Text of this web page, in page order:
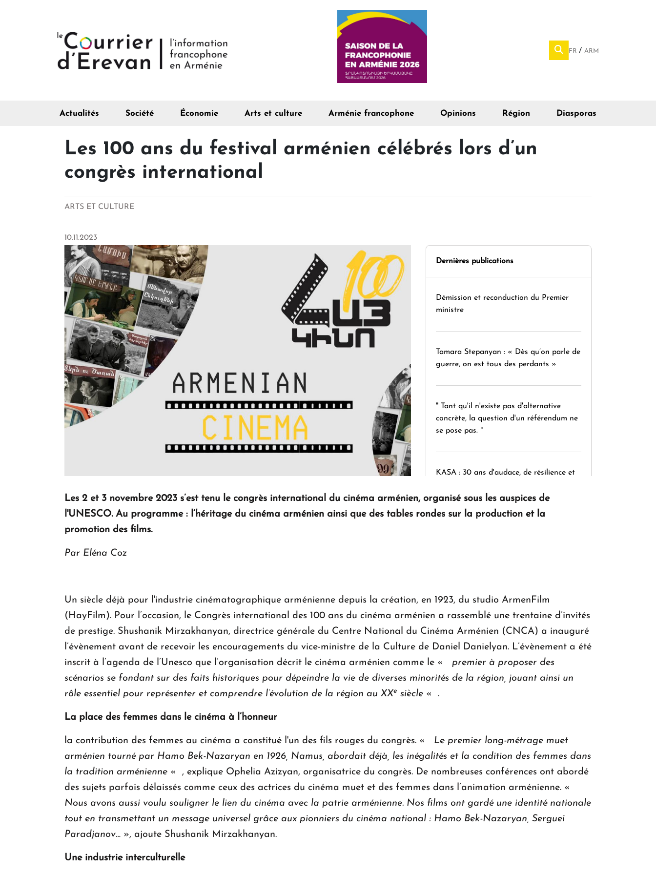
FR ARM
Actualités Société Économie Arts et culture Arménie francophone Opinions Région Diasporas
Les 100 ans du festival arménien célébrés lors d’un
congrès international
ARTS ET CULTURE
10.11.2023
Dernières publications
Démission et reconduction du Premier
ministre
Tamara Stepanyan : « Dès qu’on parle de
guerre, on est tous des perdants »
" Tant qu'il n'existe pas d'alternative
concrète, la question d'un référendum ne
se pose pas. "
KASA : 30 ans d'audace, de résilience et
Les 2 et 3 novembre 2023 s’est tenu le congrès international du cinéma arménien, organisé sous les auspices de
l'UNESCO. Au programme : l’héritage du cinéma arménien ainsi que des tables rondes sur la production et la
promotion des films.
Par Eléna Coz
Un siècle déjà pour l'industrie cinématographique arménienne depuis la création, en 1923, du studio ArmenFilm
(HayFilm). Pour l’occasion, le Congrès international des 100 ans du cinéma arménien a rassemblé une trentaine d’invités
de prestige. Shushanik Mirzakhanyan, directrice générale du Centre National du Cinéma Arménien (CNCA) a inauguré
l’évènement avant de recevoir les encouragements du vice-ministre de la Culture de Daniel Danielyan. L’évènement a été
inscrit à l’agenda de l’Unesco que l’organisation décrit le cinéma arménien comme le «
premier à proposer des
scénarios se fondant sur des faits historiques pour dépeindre la vie de diverses minorités de la région, jouant ainsi un
rôle essentiel pour représenter et comprendre l’évolution de la région au XXe siècle « .
La place des femmes dans le cinéma à l’honneur
la contribution des femmes au cinéma a constitué l'un des fils rouges du congrès. « Le premier long-métrage muet
arménien tourné par Hamo Bek-Nazaryan en 1926, Namus, abordait déjà, les inégalités et la condition des femmes dans
la tradition arménienne « , explique Ophelia Azizyan, organisatrice du congrès. De nombreuses conférences ont abordé
des sujets parfois délaissés comme ceux des actrices du cinéma muet et des femmes dans l’animation arménienne. «
Nous avons aussi voulu souligner le lien du cinéma avec la patrie arménienne. Nos films ont gardé une identité nationale
tout en transmettant un message universel grâce aux pionniers du cinéma national : Hamo Bek-Nazaryan, Serguei
Paradjanov… », ajoute Shushanik Mirzakhanyan.
Une industrie interculturelle